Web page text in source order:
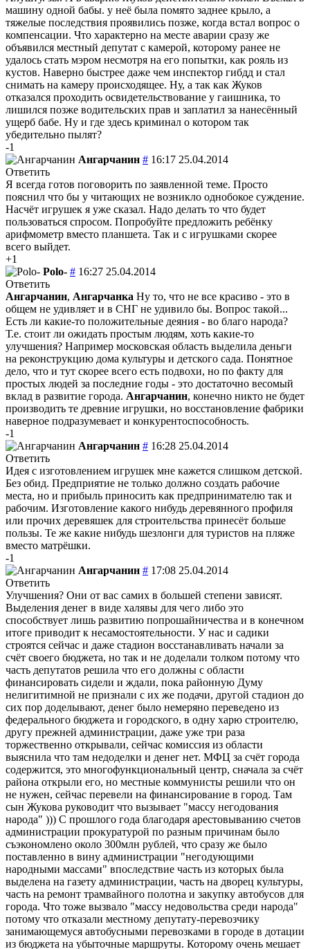
машину одной бабы. у неё была помято заднее крыло, а
тяжелые последствия проявились позже, когда встал вопрос о
компенсации. Что характерно на месте аварии сразу же
объявился местный депутат с камерой, которому ранее не
удалось стать мэром несмотря на его попытки, как рояль из
кустов. Наверно быстрее даже чем инспектор гибдд и стал
снимать на камеру происходящее. Ну, а так как Жуков
отказался проходить освидетельствование у гаишника, то
лишился позже водительских прав и заплатил за нанесённый
ущерб бабе. Ну и где здесь криминал о котором так
убедительно пылят?
-1
Ангарчанин # 16:17 25.04.2014
Ответить
Я всегда готов поговорить по заявленной теме. Просто
пояснил что бы у читающих не возникло однобокое суждение.
Насчёт игрушек я уже сказал. Надо делать то что будет
пользоваться спросом. Попробуйте предложить ребёнку
арифмометр вместо планшета. Так и с игрушками скорее
всего выйдет.
+1
Polo- # 16:27 25.04.2014
Ответить
Ангарчанин, Ангарчанка Ну то, что не все красиво - это в
общем не удивляет и в СНГ не удивило бы. Вопрос такой...
Есть ли какие-то положительные деяния - во благо народа?
Т.е. стоит ли ожидать простым людям, хоть какие-то
улучшения? Например московская область выделила деньги
на реконструкцию дома культуры и детского сада. Понятное
дело, что и тут скорее всего есть подвохи, но по факту для
простых людей за последние годы - это достаточно весомый
вклад в развитие города. Ангарчанин, конечно никто не будет
производить те древние игрушки, но восстановление фабрики
наверное подразумевает и конкурентоспособность.
-1
Ангарчанин # 16:28 25.04.2014
Ответить
Идея с изготовлением игрушек мне кажется слишком детской.
Без обид. Предприятие не только должно создать рабочие
места, но и прибыль приносить как предпринимателю так и
рабочим. Изготовление какого нибудь деревянного профиля
или прочих деревяшек для строительства принесёт больше
пользы. Те же какие нибудь шезлонги для туристов на пляже
вместо матрёшки.
-1
Ангарчанин # 17:08 25.04.2014
Ответить
Улучшения? Они от вас самих в большей степени зависят.
Выделения денег в виде халявы для чего либо это
способствует лишь развитию попрошайничества и в конечном
итоге приводит к несамостоятельности. У нас и садики
строятся сейчас и даже стадион восстанавливать начали за
счёт своего бюджета, но так и не доделали толком потому что
часть депутатов решила что его должны с области
финансировать сидели и ждали, пока районную Думу
нелигитимной не признали с их же подачи, другой стадион до
сих пор доделывают, денег было немеряно переведено из
федерального бюджета и городского, в одну харю строителю,
другу прежней администрации, даже уже три раза
торжественно открывали, сейчас комиссия из области
выяснила что там недоделки и денег нет. МФЦ за счёт города
содержится, это многофункциональный центр, сначала за счёт
района открыли его, но местные коммунисты решили что он
не нужен, сейчас перевели на финансирование в город. Там
сын Жукова руководит что вызывает "массу негодования
народа" ))) С прошлого года благодаря арестовыванию счетов
администрации прокуратурой по разным причинам было
съэкономлено около 300млн рублей, что сразу же было
поставленно в вину администрации "негодующими
народными массами" впоследствие часть из которых была
выделена на газету администрации, часть на дворец культуры,
часть на ремонт трамвайного полотна и закупку автобусов для
города. Что тоже вызвало "массу недовольства среди народа"
потому что отказали местному депутату-перевозчику
занимающемуся автобусными перевозками в городе в дотации
из бюджета на убыточные маршруты. Которому очень мешает